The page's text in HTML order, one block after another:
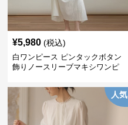
¥5,980 (税込)
白ワンピース ピンタックボタン
飾りノースリーブマキシワンピ
人気